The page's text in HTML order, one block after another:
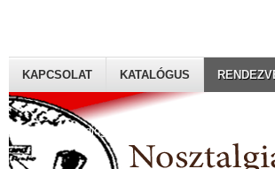
Rádiógyűjtők Magyaroszági Klubja
KAPCSOLAT KATALÓGUS